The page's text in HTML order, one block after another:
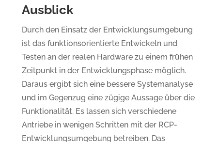
Ausblick
Durch den Einsatz der Entwicklungsumgebung
ist das funktionsorientierte Entwickeln und
Testen an der realen Hardware zu einem frühen
Zeitpunkt in der Entwicklungsphase möglich.
Daraus ergibt sich eine bessere Systemanalyse
und im Gegenzug eine zügige Aussage über die
Funktionalität. Es lassen sich verschiedene
Antriebe in wenigen Schritten mit der RCP-
Entwicklungsumgebung betreiben. Das